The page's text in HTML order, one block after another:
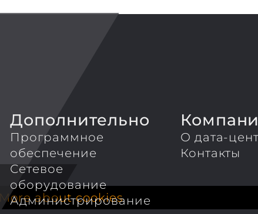
Дополнительно
Программное
обеспечение
Сетевое
оборудование
Администрирование
О дата-
Контакты
More about cookies